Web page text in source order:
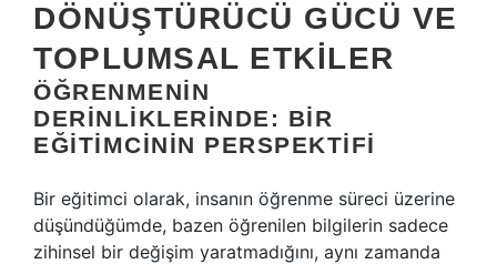
DÖNÜŞTÜRÜCÜ GÜCÜ VE
TOPLUMSAL ETKILER
ÖĞRENMENIN
DERINLIKLERINDE: BIR
EĞITIMCININ PERSPEKTIFI
Bir eğitimci olarak, insanın öğrenme süreci üzerine
düşündüğümde, bazen öğrenilen bilgilerin sadece
zihinsel bir değişim yaratmadığını, aynı zamanda